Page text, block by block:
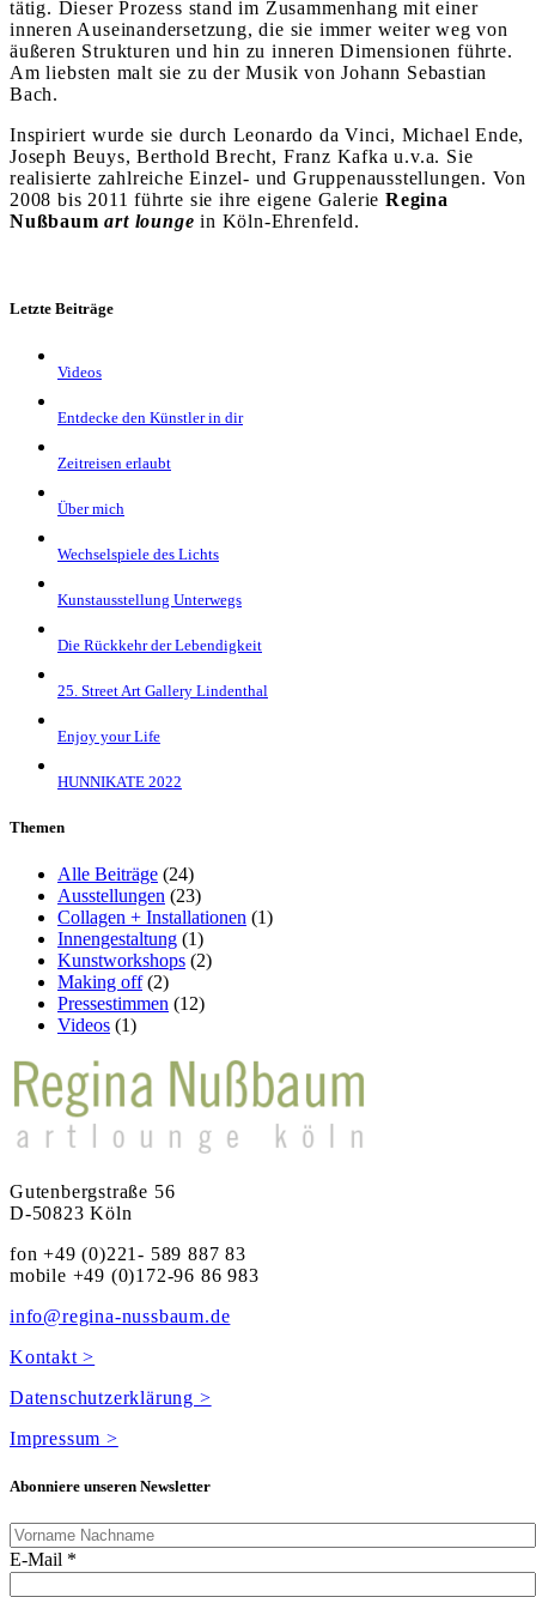
tätig. Dieser Prozess stand im Zusammenhang mit einer
inneren Auseinandersetzung, die sie immer weiter weg von
äußeren Strukturen und hin zu inneren Dimensionen führte.
Am liebsten malt sie zu der Musik von Johann Sebastian
Bach.
Inspiriert wurde sie durch Leonardo da Vinci, Michael Ende,
Joseph Beuys, Berthold Brecht, Franz Kafka u.v.a. Sie
realisierte zahlreiche Einzel- und Gruppenausstellungen. Von
2008 bis 2011 führte sie ihre eigene Galerie Regina
Nußbaumart lounge in Köln-Ehrenfeld.
Letzte Beiträge
Videos
Entdecke den Künstler in dir
Zeitreisen erlaubt
Über mich
Wechselspiele des Lichts
Kunstausstellung Unterwegs
Die Rückkehr der Lebendigkeit
25. Street Art Gallery Lindenthal
Enjoy your Life
HUNNIKATE 2022
Themen
Alle Beiträge (24)
Ausstellungen (23)
Collagen + Installationen (1)
Innengestaltung (1)
Kunstworkshops (2)
Making off(2)
Pressestimmen (12)
Videos (1)
Gutenbergstraße 56
D-50823 Köln
fon +49 (0)221- 589 887 83
mobile +49 (0)172-96 86 983
info@regina-nussbaum.de
Kontakt >
Datenschutzerklärung >
Impressum >
Abonniere unseren Newsletter
E-Mail *